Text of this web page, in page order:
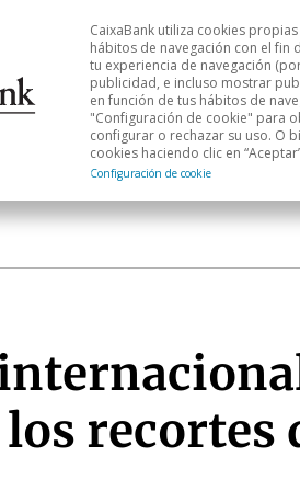
Análisis sectorial
CaixaBank utiliza cookies
hábitos de navegación con el
tu experiencia de navegación
publicidad, e incluso mostrar
en función de tus hábitos de
"Configuración de cookie" para
configurar o rechazar su uso. O
cookies haciendo clic en
Configuración de cookie
recortes